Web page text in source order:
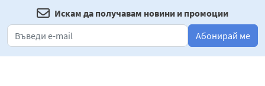
Искам да получавам новини и промоции
Абонирай ме